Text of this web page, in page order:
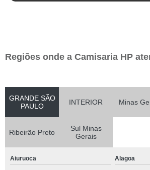
Regiões onde a Camisaria HP
GRANDE SÃO
PAULO
INTERIOR Minas
Ribeirão Preto
Sul Minas
Gerais
Aiuruoca Alagoa